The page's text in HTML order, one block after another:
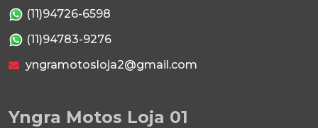
(11)94726-6598
(11)94783-9276
yngramotosloja2@gmail.com
Yngra Motos Loja 01